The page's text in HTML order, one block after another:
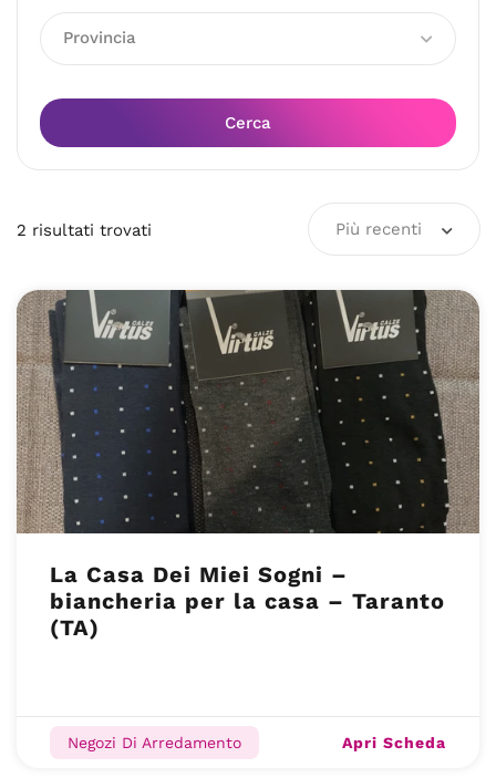
Provincia
Cerca
2 risultati trovati Più recenti
La Casa Dei Miei Sogni –
biancheria per la casa – Taranto
(TA)
Negozi Di Arredamento Apri Scheda